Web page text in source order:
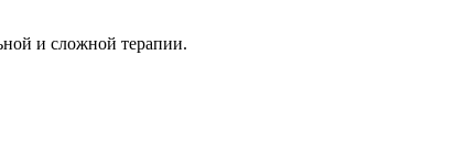
и сложной терапии.